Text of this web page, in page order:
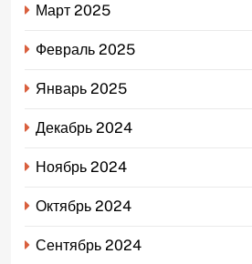
Март 2025
Февраль 2025
Январь 2025
Декабрь 2024
Ноябрь 2024
Октябрь 2024
Сентябрь 2024